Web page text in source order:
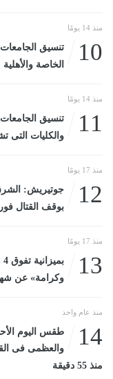
منذ 14 يومًا
10
الخاصة والأهلية
منذ 14 يومًا
11
والكليات التى
منذ 17 يومًا
12
جوتيريش:
بوقف القتال فورا
منذ 17 يومًا
13
وكرامة» عن شهر... الثلاثاء،
منذ عام واحد
14
طقس اليوم
منذ 55 دقيقة